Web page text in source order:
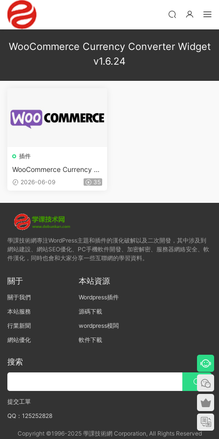
WooCommerce Currency Converter Widget
v1.6.24
插件
WooCommerce Currency C
onverter Widget v2.2.10
2026-06-09 35
學課技術網專注WordPress主題和插件的漢化破解以及二次開發，其中涉及到
網站建設、網站SEO優化、PC手機軟件開發、加密解密、服務器網絡安全、軟
件漢化，同時也會和大家分享一些互聯網的學習資料。
關于
關于我們
本站服務
行業新聞
網站優化
本站資源
Wordpress插件
源碼下載
wordpress模闆
軟件下載
搜索
提交工單
QQ：125252828
Copyright ©1996-2025 學課技術網 Corporation, All Rights Reserved